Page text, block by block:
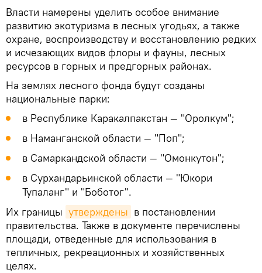
Власти намерены уделить особое внимание
развитию экотуризма в лесных угодьях, а также
охране, воспроизводству и восстановлению редких
и исчезающих видов флоры и фауны, лесных
ресурсов в горных и предгорных районах.
На землях лесного фонда будут созданы
национальные парки:
в Республике Каракалпакстан — "Оролкум";
в Наманганской области — "Поп";
в Самаркандской области — "Омонкутон";
в Сурхандарьинской области — "Юкори
Тупаланг" и "Боботог".
Их границы утверждены в постановлении
правительства. Также в документе перечислены
площади, отведенные для использования в
тепличных, рекреационных и хозяйственных
целях.